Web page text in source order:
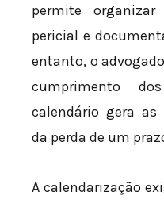
permite
pericial e
entanto, o
cumprimento
calendário gera as
da perda de um
A calendarização